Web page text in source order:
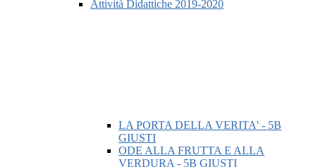
Attività Didattiche 2019-2020
LA PORTA DELLA VERITA' - 5B
GIUSTI
ODE ALLA FRUTTA E ALLA
VERDURA - 5B GIUSTI